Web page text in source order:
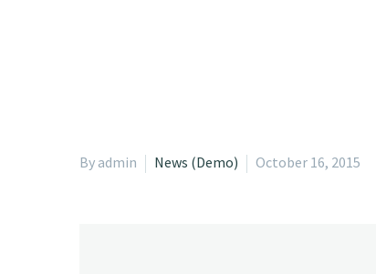
By admin News (Demo) October 16, 2015